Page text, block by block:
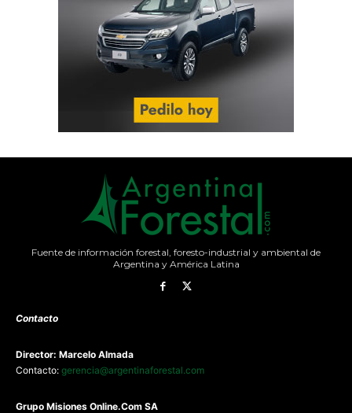
Fuente de información forestal, foresto-industrial y ambiental de
Argentina y América Latina
Contacto
Director: Marcelo Almada
Contacto: gerencia@argentinaforestal.com
Grupo Misiones Online.Com SA